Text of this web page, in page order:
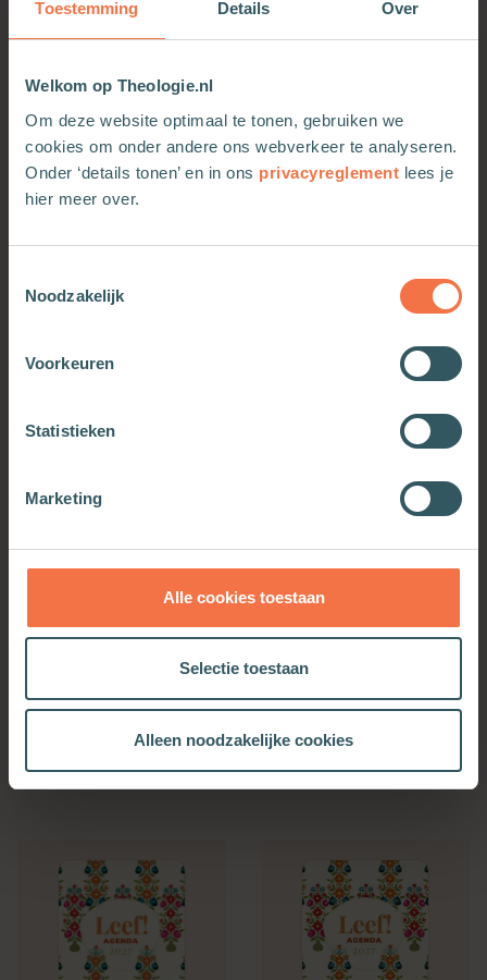
Toestemming Details Over
Welkom op Theologie.nl
Om deze website optimaal te tonen, gebruiken we
cookies om onder andere ons webverkeer te analyseren.
Onder ‘details tonen’ en in ons privacyreglement lees je
hier meer over.
Noodzakelijk
Voorkeuren
Statistieken
Marketing
Alle cookies toestaan
Selectie toestaan
Alleen noodzakelijke cookies
taal en heeft een exclusief omslag in Delfts Blauw,
ontworpen door Royal Delft. Daarnaast bevat
over de bijzondere geschiedenis van de Delftse
Bijbel.
Een prachtige editie met een bijzondere
combinatie van geschiedenis, vormgeving en
Bijbelse Dagkalender
Meer informatie
Kerkenwerkagenda 2027
Meer informatie